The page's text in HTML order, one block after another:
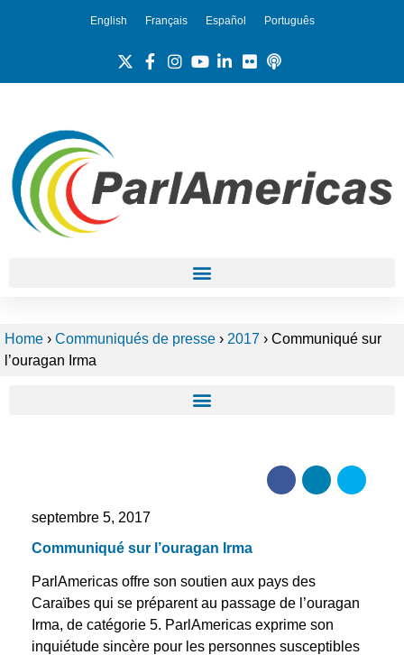
English Français Español Português
Home › Communiqués de presse › 2017 › Communiqué sur
l’ouragan Irma
septembre 5, 2017
Communiqué sur l’ouragan Irma
ParlAmericas offre son soutien aux pays des
Caraïbes qui se préparent au passage de l’ouragan
Irma, de catégorie 5. ParlAmericas exprime son
inquiétude sincère pour les personnes susceptibles